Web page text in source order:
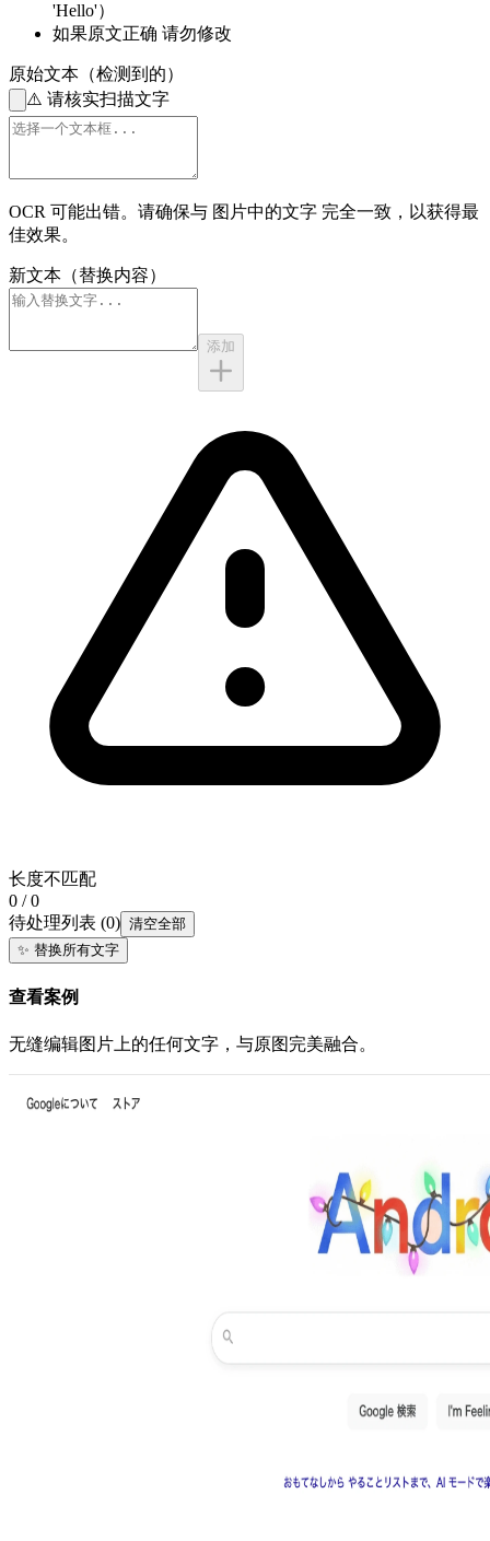
'Hello'）
如果原文正确 请勿修改
原始文本（检测到的）
⚠️ 请核实扫描文字
OCR 可能出错。请确保与 图片中的文字 完全一致，以获得最
佳效果。
新文本（替换内容）
添加
长度不匹配
0 / 0
待处理列表 (0) 清空全部
✨ 替换所有文字
查看案例
无缝编辑图片上的任何文字，与原图完美融合。